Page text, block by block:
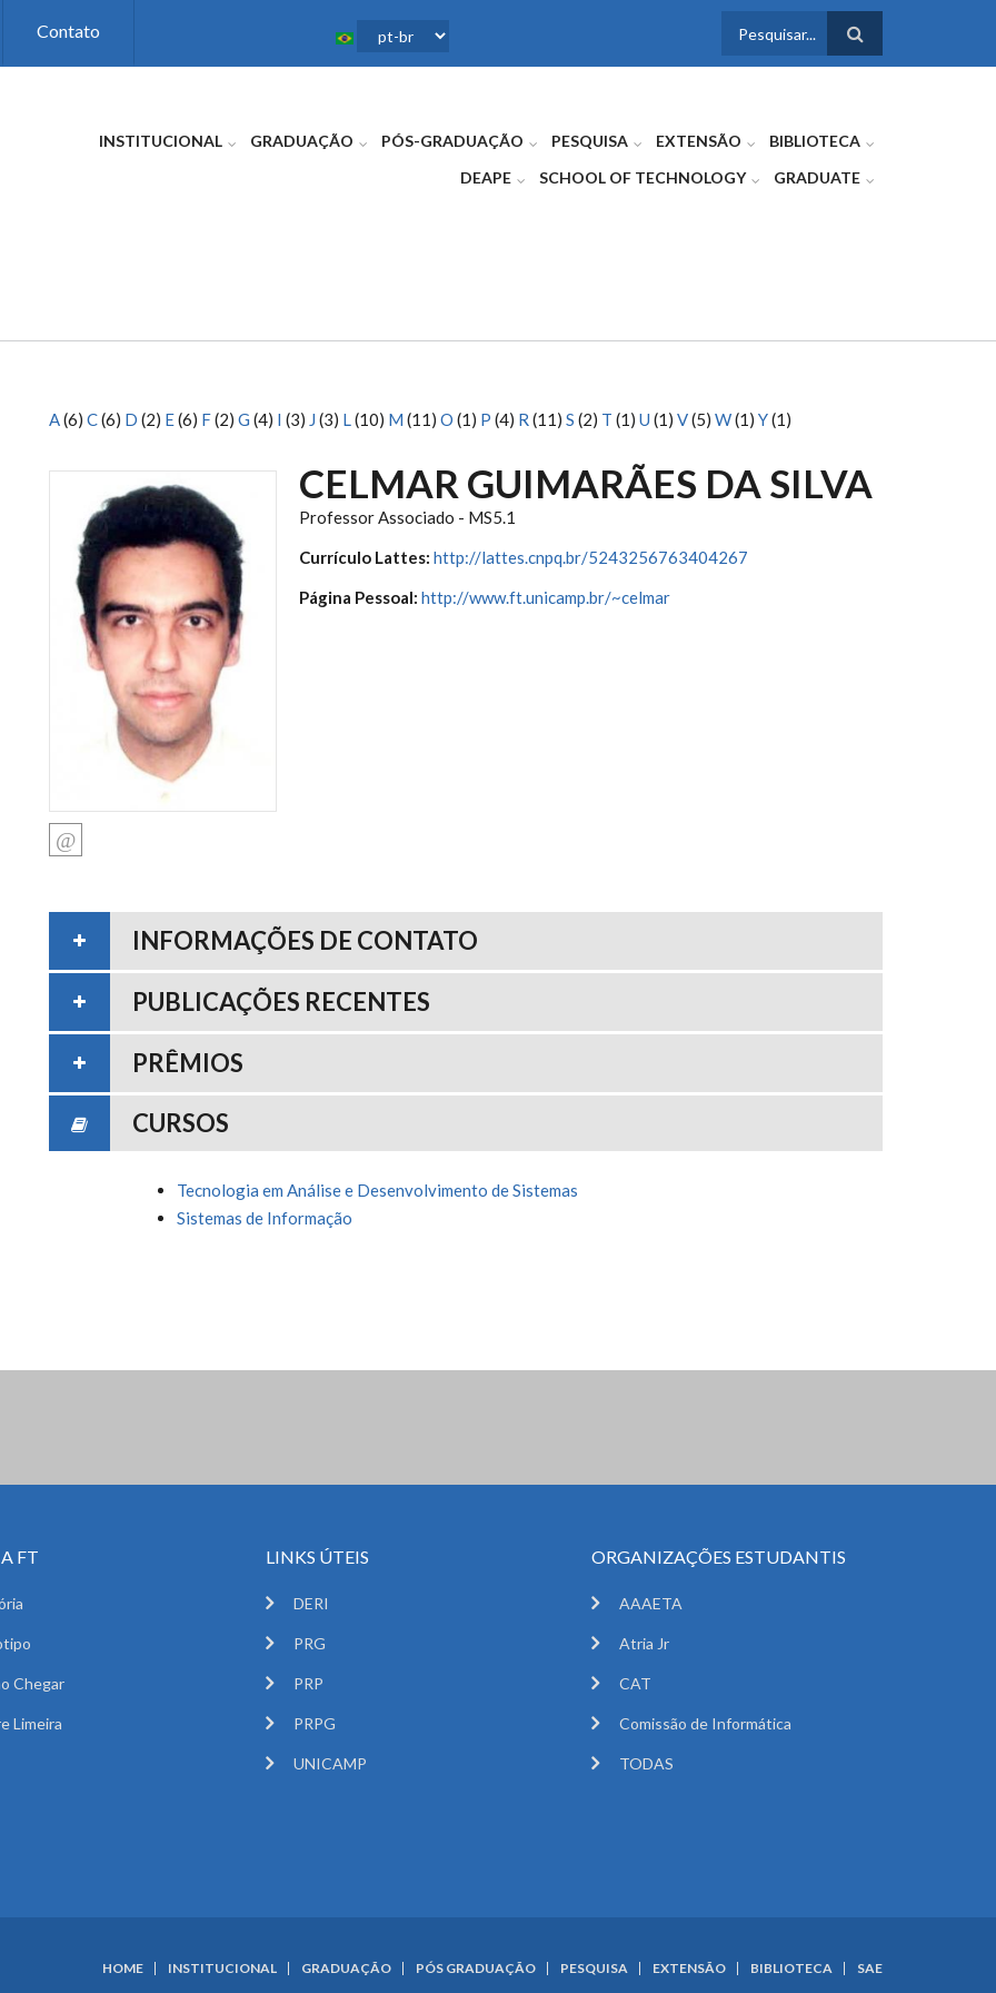
Contato
FORMULÁRIO
INSTITUCIONAL GRADUAÇÃO PÓS-GRADUAÇÃO PESQUISA EXTENSÃO
BIBLIOTECA
DEAPE
SCHOOL OF TECHNOLOGY GRADUATE
A(6) C(6) D (2) E(6) F(2) G (4) I (3) J (3) L(10) M (11) O (1) P (4) R (11) S (2) T (1) U (1) V(5) W(1) Y(1)
CELMAR GUIMARÃES DA SILVA
Professor Associado - MS5.1
Currículo Lattes: http://lattes.cnpq.br/5243256763404267
Página Pessoal: http://www.ft.unicamp.br/~celmar
INFORMAÇÕES DE CONTATO
PUBLICAÇÕES RECENTES
PRÊMIOS
CURSOS
Tecnologia em Análise e Desenvolvimento de Sistemas
Sistemas de Informação
FT
Chegar
Limeira
LINKS ÚTEIS
DERI
PRG
PRP
PRPG
UNICAMP
ORGANIZAÇÕES ESTUDANTIS
AAAETA
Atria Jr
CAT
Comissão de Informática
TODAS
HOME INSTITUCIONAL GRADUAÇÃO PÓS GRADUAÇÃO PESQUISA EXTENSÃO BIBLIOTECA SAE